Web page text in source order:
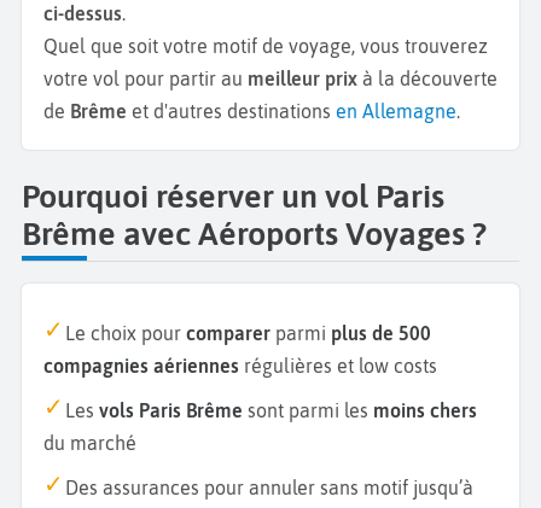
ci-dessus.
Quel que soit votre motif de voyage, vous trouverez
votre vol pour partir au meilleur prix à la découverte
de Brême et d'autres destinations en Allemagne.
Pourquoi réserver un vol Paris
Brême avec Aéroports Voyages ?
Le choix pour comparer parmi plus de 500
compagnies aériennes régulières et low costs
Les vols Paris Brême sont parmi les moins chers
du marché
Des assurances pour annuler sans motif jusqu’à